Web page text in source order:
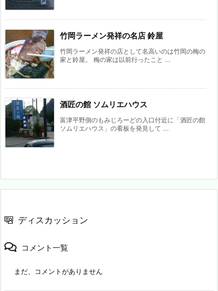
竹岡ラーメン発祥の名店 鈴屋
竹岡ラーメン発祥の店として名高いのは竹岡の梅の
家と鈴屋。 梅の家は以前行ったこと ...
酒匠の館 ソムリエハウス
富津平野側のもみじろーどの入口付近に「酒匠の館
ソムリエハウス」の看板を発見して ...
ディスカッション
コメント一覧
まだ、コメントがありません